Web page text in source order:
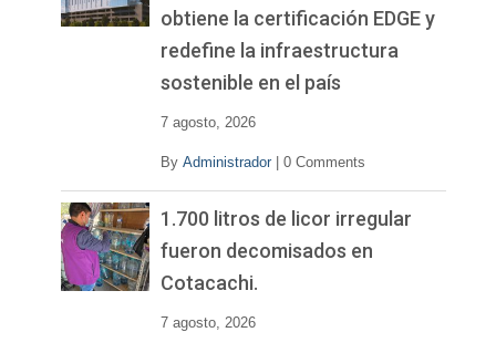
obtiene la certificación EDGE y
redefine la infraestructura
sostenible en el país
7 agosto, 2026
By Administrador 0 Comments
1.700 litros de licor irregular
fueron decomisados en
Cotacachi.
7 agosto, 2026